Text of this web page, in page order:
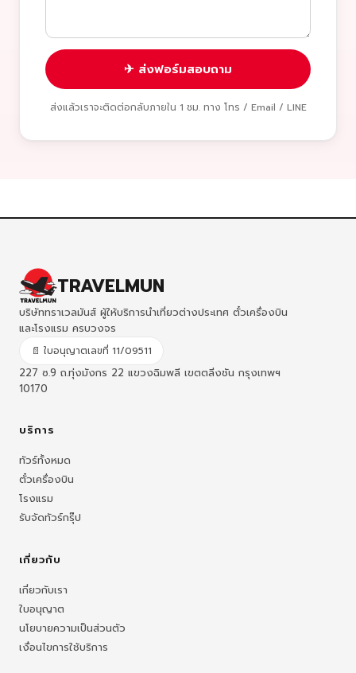
✈ ส่งฟอร์มสอบถาม
ส่งแล้วเราจะติดต่อกลับภายใน 1 ชม. ทาง โทร / Email / LINE
TRAVELMUN
บริษัททราเวลมันส์ ผู้ให้บริการนำเที่ยวต่างประเทศ ตั๋วเครื่องบิน
และโรงแรม ครบวงจร
📄 ใบอนุญาตเลขที่ 11/09511
227 ซ.9 ถ.ทุ่งมังกร 22 แขวงฉิมพลี เขตตลิ่งชัน กรุงเทพฯ
10170
บริการ
ทัวร์ทั้งหมด
ตั๋วเครื่องบิน
โรงแรม
รับจัดทัวร์กรุ๊ป
เกี่ยวกับ
เกี่ยวกับเรา
ใบอนุญาต
นโยบายความเป็นส่วนตัว
เงื่อนไขการใช้บริการ